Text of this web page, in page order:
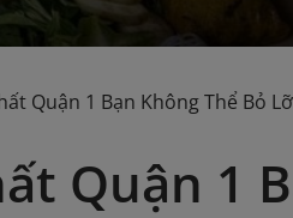
Quận 1 Bạn Không Thể Bỏ Lỡ
Quận 1